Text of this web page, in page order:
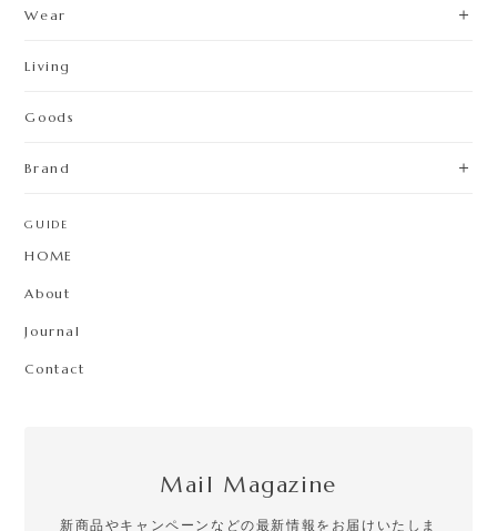
Wear
Living
Goods
Brand
GUIDE
HOME
About
Journal
Contact
Mail Magazine
新商品やキャンペーンなどの最新情報をお届けいたしま